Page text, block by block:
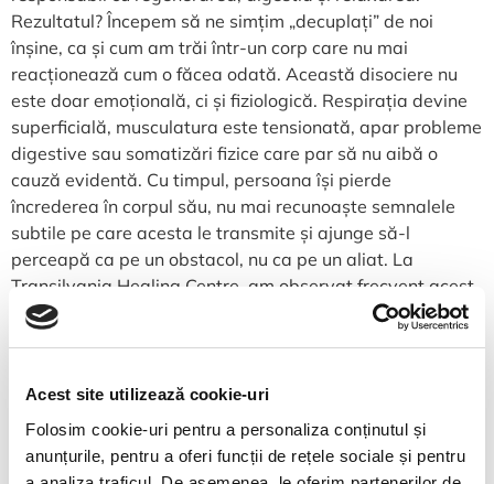
Acest site utilizează cookie-uri
Folosim cookie-uri pentru a personaliza conținutul și
anunțurile, pentru a oferi funcții de rețele sociale și pentru
Rezultatul? Începem să ne simțim „decuplați” de noi
înșine, ca și cum am trăi într-un corp care nu mai
reacționează cum o făcea odată. Această disociere nu
este doar emoțională, ci și fiziologică. Respirația devine
superficială, musculatura este tensionată, apar probleme
digestive sau somatizări fizice care par să nu aibă o
cauză evidentă. Cu timpul, persoana își pierde
încrederea în corpul său, nu mai recunoaște semnalele
subtile pe care acesta le transmite și ajunge să-l
perceapă ca pe un obstacol, nu ca pe un aliat. La
Transilvania Healing Centre, am observat frecvent acest
fenomen în rândul pacienților cu afecțiuni cronice și
traduce prin anxietate, tulburări de somn, oboseală
extremă sau dificultăți de concentrare. Prin evaluări
neurovegetative și terapii de reglare a sistemului nervos,
urmărim să refacem această legătură esențială cu